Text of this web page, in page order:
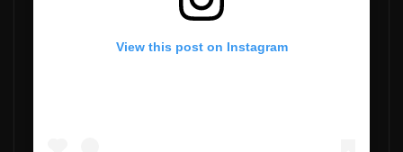
View this post on Instagram